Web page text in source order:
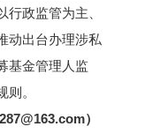
政监管为主、
动出台办理涉私
基金管理人监
。
）